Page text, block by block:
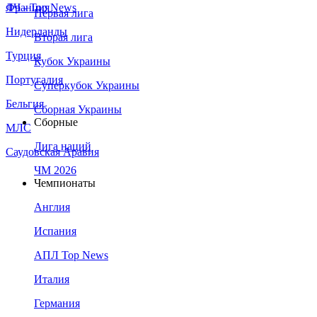
Франция
Нидерланды
Турция
Португалия
Бельгия
МЛС
Саудовская Аравия
ЛЧ - Top News
Первая лига
Вторая лига
Кубок Украины
Суперкубок Украины
Сборная Украины
Сборные
Лига наций
ЧМ 2026
Чемпионаты
Англия
Испания
АПЛ Top News
Италия
Германия